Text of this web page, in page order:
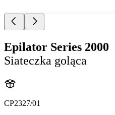
Epilator Series 2000
Siateczka goląca
CP2327/01